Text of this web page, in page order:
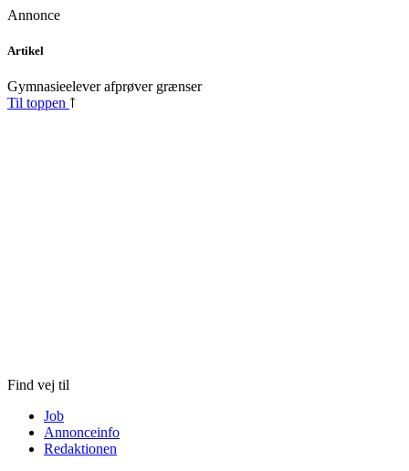
Annonce
Skip
content
Artikel
Gymnasieelever afprøver grænser
Til toppen
Find vej til
Job
Annonceinfo
Redaktionen